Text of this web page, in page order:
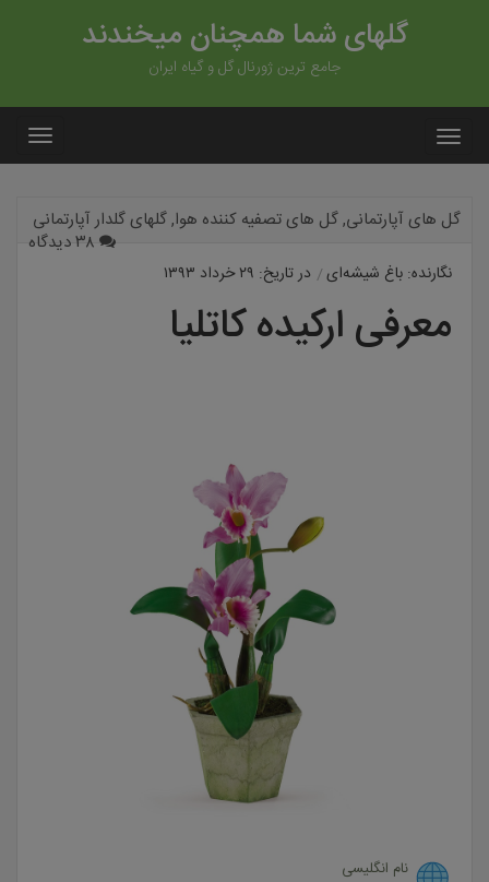
گلهای شما همچنان میخندند
جامع ترین ژورنال گل و گیاه ایران
گل های آپارتمانی,گل های تصفیه کننده هوا,گلهای گلدار آپارتمانی
نگارنده: باغ شیشه‌ای در تاریخ: ۲۹ خرداد ۱۳۹۳
معرفی ارکیده کاتلیا
نام انگلیسی